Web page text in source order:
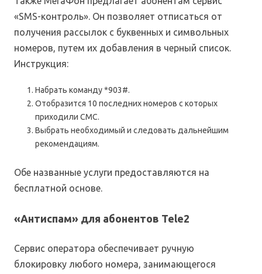
«SMS-контроль». Он позволяет отписаться от
получения рассылок с буквенных и символьных
номеров, путем их добавления в черный список.
Инструкция:
Набрать команду *903#.
Отобразится 10 последних номеров с которых
приходили СМС.
Выбрать необходимый и следовать дальнейшим
рекомендациям.
Обе названные услуги предоставляются на
бесплатной основе.
«Антиспам» для абонентов Tele2
Сервис оператора обеспечивает ручную
блокировку любого номера, занимающегося